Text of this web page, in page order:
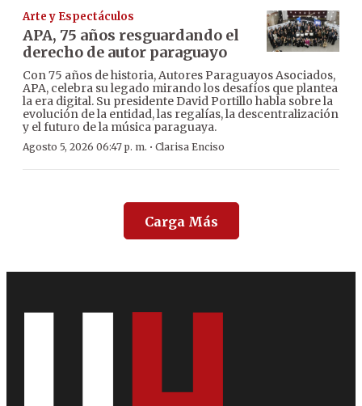
Arte y Espectáculos
APA, 75 años resguardando el
derecho de autor paraguayo
Con 75 años de historia, Autores Paraguayos Asociados,
APA, celebra su legado mirando los desafíos que plantea
la era digital. Su presidente David Portillo habla sobre la
evolución de la entidad, las regalías, la descentralización
y el futuro de la música paraguaya.
Agosto 5, 2026 06:47 p. m. · Clarisa Enciso
Carga Más